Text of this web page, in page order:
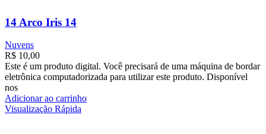
14 Arco Iris 14
Nuvens
R$ 10,00
Este é um produto digital. Você precisará de uma máquina de bordar
eletrônica computadorizada para utilizar este produto. Disponível
nos
Adicionar ao carrinho
Visualização Rápida